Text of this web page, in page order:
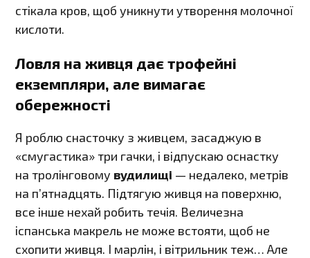
стікала кров, щоб уникнути утворення молочної
кислоти.
Ловля на живця дає трофейні
екземпляри, але вимагає
обережності
Я роблю снасточку з живцем, засаджую в
«смугастика» три гачки, і відпускаю оснастку
на тролінговому вудилищі — недалеко, метрів
на п’ятнадцять. Підтягую живця на поверхню,
все інше нехай робить течія. Величезна
іспанська макрель не може встояти, щоб не
схопити живця. І марлін, і вітрильник теж… Але